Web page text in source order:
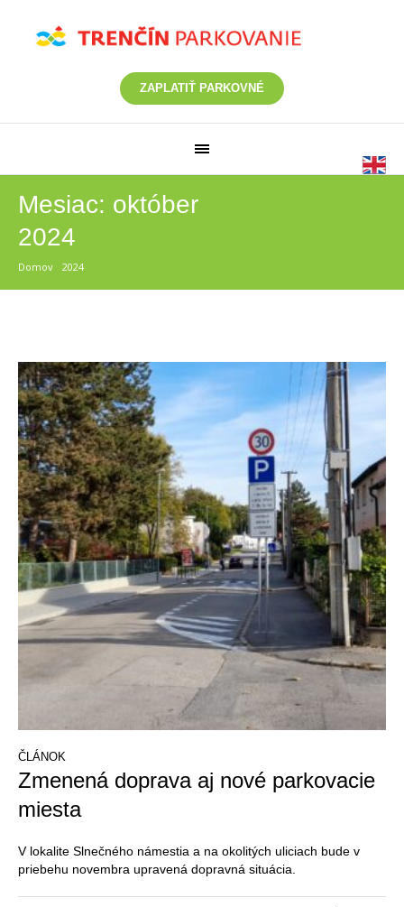
ZAPLATIŤ PARKOVNÉ
Mesiac: október
2024
Domov 2024
ČLÁNOK
Zmenená doprava aj nové parkovacie
miesta
V lokalite Slnečného námestia a na okolitých uliciach bude v
priebehu novembra upravená dopravná situácia.